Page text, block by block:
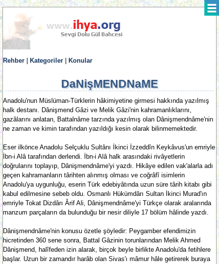
Rehber Kategoriler Konular
DaNişMENDNaME
Anadolu'nun Müslüman-Türklerin hâkimiyetine girmesi hakkında yazılmış
halk destanı. Dânişmend Gâzi ve Melik Gâzi'nin kahramanlıklarını,
gazâlarını anlatan, Battalnâme tarzında yazılmış olan Dânişmendnâme'nin
ne zaman ve kimin tarafından yazıldığı kesin olarak bilinmemektedir.
Eser ilkönce Anadolu Selçuklu Sultânı İkinci İzzeddîn Keykâvus'un emriyle
İbn-i Alâ tarafından derlendi. İbn-i Alâ halk arasındaki rivâyetlerin
doğrularını toplayıp, Dânişmendnâme'yi yazdı. Hikâye edilen vak'alarla adı
geçen kahramanların târihten alınmış olması ve coğrâfî isimlerin
Anadolu'ya uygunluğu, eserin Türk edebiyâtında uzun süre târih kitabı gibi
kabul edilmesine sebeb oldu. Osmanlı Hükümdârı Sultan İkinci Murad'ın
emriyle Tokat Dizdârı Ârif Ali, Dânişmendnâme'yi Türkçe olarak aralarında
manzum parçaların da bulunduğu bir nesir diliyle 17 bölüm hâlinde yazdı.
Dânişmendnâme'nin konusu özetle şöyledir: Peygamber efendimizin
hicretinden 360 sene sonra, Battal Gâzinin torunlarından Melik Ahmed
Dânişmend, halîfeden izin alarak, birçok beyle birlikte Anadolu'da fetihlere
başlar. Uzun bir zamandır harâb olan Sivas'ı mâmur hâle getirerek buraya